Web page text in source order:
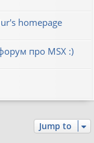
homepage
про MSX :)
Jump to